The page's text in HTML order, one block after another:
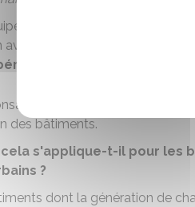
d'un système de
avec un système de ventilation,
à 70 kW
s'applique aux
des bâtiments.
s'applique-t-il pour les
?
dont la génération de